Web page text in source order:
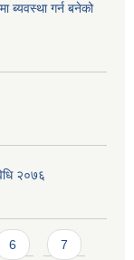
ब्यवस्था गर्न बनेको
२०७६
6 7